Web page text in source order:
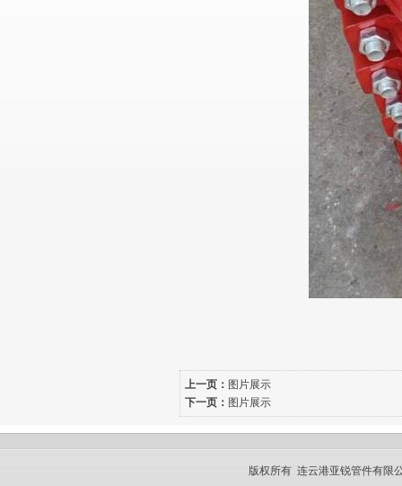
上一页： 图片展示
下一页： 图片展示
版权所有 连云港亚锐管件有